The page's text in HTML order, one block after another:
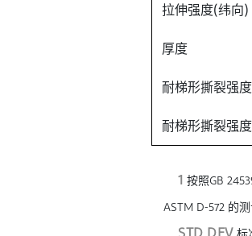
拉伸强度(纬向)
厚度
耐梯形撕裂强
耐梯形撕裂强
1 按照GB
ASTM D-572 的